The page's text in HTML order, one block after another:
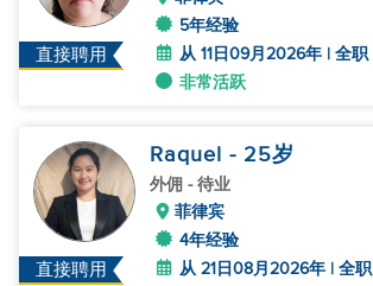
直接聘用
5年经验
从 11日09月2026年 | 全职
非常活跃
直接聘用
Raquel - 25岁
外佣 - 待业
菲律宾
4年经验
从 21日08月2026年 | 全职